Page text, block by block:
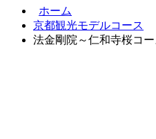
ホーム
京都観光モデルコース
法金剛院～仁和寺桜コー